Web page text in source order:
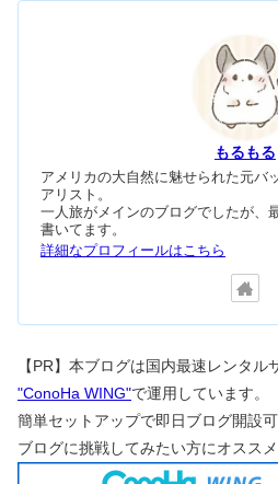
もるもる
アメリカの大自然に魅せられた元バ
アリスト。
一人旅がメインのブログでしたが、
書いてます。
詳細なプロフィールはこちら
【PR】本ブログは国内最速レンタル
"ConoHa WING"で運用しています。
簡単セットアップで即日ブログ開設可
ブログに挑戦してみたい方にオススメ